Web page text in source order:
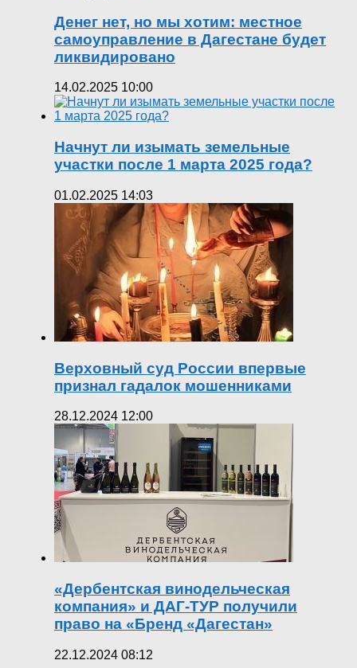
Денег нет, но мы хотим: местное
самоуправление в Дагестане будет
ликвидировано
14.02.2025 10:00
Начнут ли изымать земельные
участки после 1 марта 2025 года?
01.02.2025 14:03
Верховный суд России впервые
признал гадалок мошенниками
28.12.2024 12:00
«Дербентская винодельческая
компания» и ДАГ-ТУР получили
право на «Бренд «Дагестан»
22.12.2024 08:12